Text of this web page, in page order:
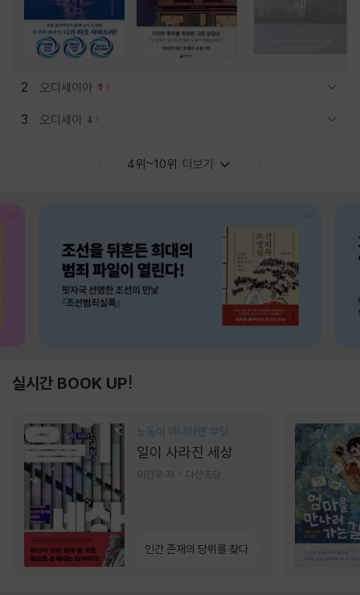
2 오디세이아 1
3 오디세이 1
4위~10위 더보기
실시간 BOOK UP!
노동이 아니라면 무엇
일이 사라진 세상
이진우 저 다산초당
인간 존재의 당위를 찾다